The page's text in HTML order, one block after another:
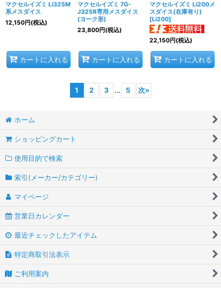
マクセルイズミ Li325M
系メスダイス
12,150円(税込)
カートに入れる
マクセルイズミ 7G-
J325R専用メスダイス
(ヨーク形)
23,800円(税込)
カートに入れる
マクセルイズミ Li200メ
スダイス(在庫有り)
[Li200]
22,150円(税込)
カートに入れる
1 2 3 ... 5 次»
ホーム
ショッピングカート
使用目的で検索
索引(メーカー/カテゴリー)
マイページ
営業日カレンダー
最近チェックしたアイテム
特定商取引法表示
ご利用案内